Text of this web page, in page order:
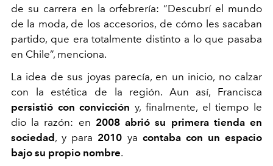
de su carrera en la orfebrería: “Descubrí el mundo
de la moda, de los accesorios, de cómo les sacaban
partido, que era totalmente distinto a lo que pasaba
en Chile”, menciona.
La idea de sus joyas parecía, en un inicio, no calzar
con la estética de la región. Aun así, Francisca
persistió con convicción y, finalmente, el tiempo le
dio la razón: en 2008 abrió su primera tienda en
sociedad , y para 2010 ya contaba con un espacio
bajo su propio nombre.